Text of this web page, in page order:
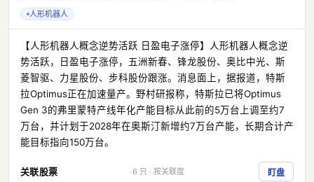
人形机器人
【人形机器人概念逆势活跃 日盈电子涨停】人形机器人概念逆
势活跃，日盈电子涨停，五洲新春、锋龙股份、奥比中光、斯
菱智驱、力星股份、步科股份跟涨。消息面上，据报道，特斯
拉Optimus正在加速量产。野村研报称，特斯拉已将Optimus
Gen 3的弗里蒙特产线年化产能目标从此前的5万台上调至约7
万台，并计划于2028年在奥斯汀新增约7万台产能，长期合计产
能目标指向150万台。
关联股票 6 只 · 按关联度 盯盘